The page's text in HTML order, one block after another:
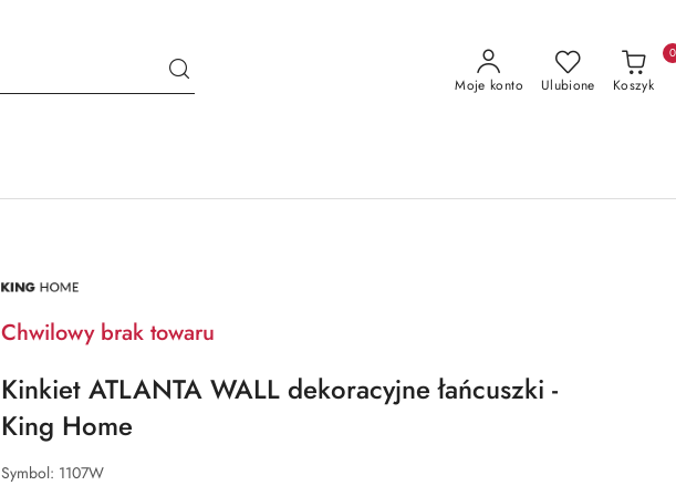
Moje konto Ulubione Koszyk
0
NAZWA
PRODUCENTA:
HOME
Chwilowy brak towaru
Kinkiet ATLANTA WALL dekoracyjne łańcuszki -
King Home
Symbol: 1107W